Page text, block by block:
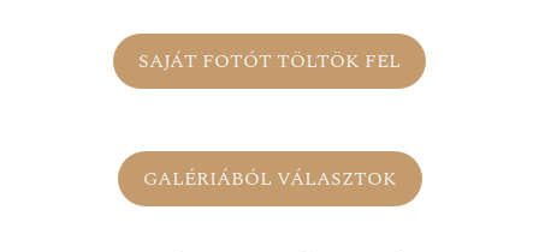
SAJÁT FOTÓT TÖLTÖK FEL
GALÉRIÁBÓL VÁLASZTOK